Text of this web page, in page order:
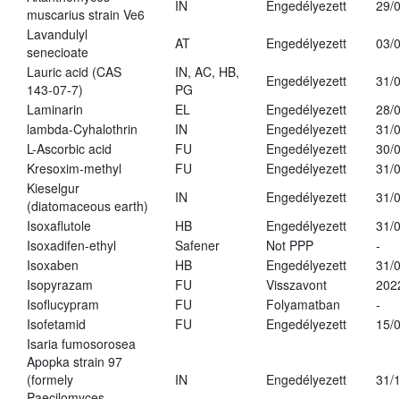
muscarius strain Ve6
IN Engedélyezett
29/
Lavandulyl
senecioate
AT Engedélyezett
03/
Lauric acid (CAS
143-07-7)
IN, AC, HB,
PG
Engedélyezett
31/
Laminarin
EL Engedélyezett
28/
lambda-Cyhalothrin
IN Engedélyezett
31/
L-Ascorbic acid
FU Engedélyezett
30/
Kresoxim-methyl
FU Engedélyezett
31/
Kieselgur
(diatomaceous earth)
IN Engedélyezett
31/
Isoxaflutole
HB Engedélyezett
31/
Isoxadifen-ethyl
Safener Not PPP
-
Isoxaben
HB Engedélyezett
31/
Isopyrazam
FU Visszavont
Isoflucypram
FU Folyamatban
-
Isofetamid
FU Engedélyezett
15/
Isaria fumosorosea
Apopka strain 97
(formely
IN Engedélyezett 31/